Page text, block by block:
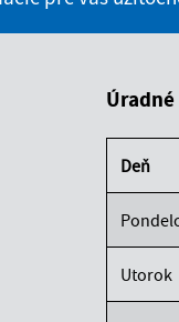
Deň
Utorok